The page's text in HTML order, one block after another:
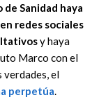
Sanidad haya
redes sociales
y haya
Marco con el
verdades, el
perpetúa.